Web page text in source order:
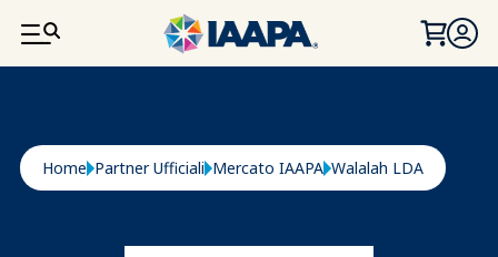
SALTA AL CONTENUTO PRINCIPALE
Briciole di pane
Home Partner Ufficiali Mercato IAAPA Walalah LDA